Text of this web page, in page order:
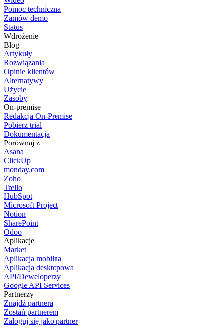
Pomoc techniczna
Zamów demo
Status
Wdrożenie
Blog
Artykuły
Rozwiązania
Opinie klientów
Alternatywy
Użycie
Zasoby
On-premise
Redakcja On-Premise
Pobierz trial
Dokumentacja
Porównaj z
Asana
ClickUp
monday.com
Zoho
Trello
HubSpot
Microsoft Project
Notion
SharePoint
Odoo
Aplikacje
Market
Aplikacja mobilna
Aplikacja desktopowa
API/Deweloperzy
Google API Services
Partnerzy
Znajdź partnera
Zostań partnerem
Zaloguj się jako partner